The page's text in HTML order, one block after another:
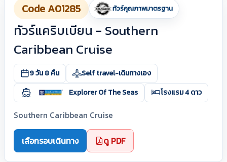
Code A01285 ทัวร์คุณภาพมาตรฐาน
ทัวร์แคริบเบียน - Southern
Caribbean Cruise
9 วัน 8 คืน
Self travel-เดินทางเอง
Explorer Of The Seas
โรงแรม 4 ดาว
Southern Caribbean Cruise
เลือกรอบเดินทาง ดู PDF